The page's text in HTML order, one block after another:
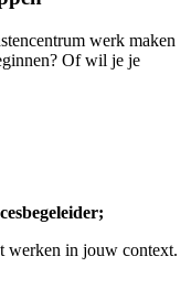
werk maken
Of wil je je
werken in jouw context.